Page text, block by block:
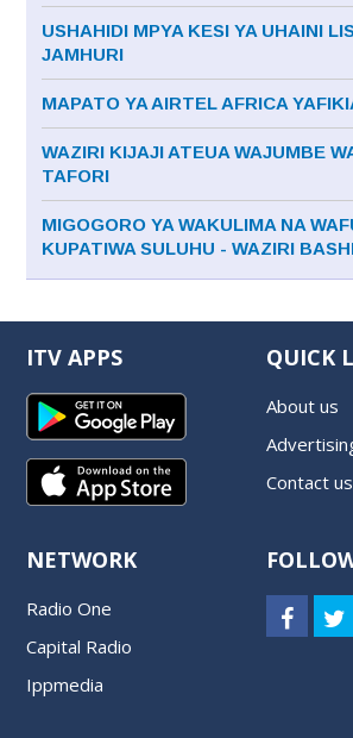
USHAHIDI MPYA KESI YA UHAINI
JAMHURI
MAPATO YA AIRTEL AFRICA
WAZIRI KIJAJI ATEUA WAJUMBE
TAFORI
MIGOGORO YA WAKULIMA NA
KUPATIWA SULUHU - WAZIRI
ITV APPS QUICK
About us
Contact us
NETWORK
Radio One
Capital Radio
Ippmedia